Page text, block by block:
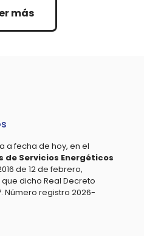
más
a fecha de hoy, en el
de Servicios Energéticos
de 12 de febrero,
dicho Real Decreto
Número registro 2026-